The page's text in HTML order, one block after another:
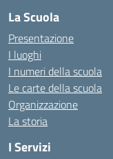
La Scuola
Presentazione
I luoghi
I numeri della scuola
Le carte della scuola
Organizzazione
La storia
I Servizi